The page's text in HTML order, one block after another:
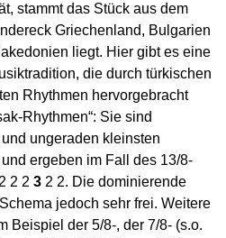
stammt das Stück aus dem
Griechenland, Bulgarien
liegt. Hier gibt es eine
die durch türkischen
Rhythmen hervorgebracht
Rhythmen“: Sie sind
ungeraden kleinsten
ergeben im Fall des 13/8-
2 2 3 2 2. Die dominierende
jedoch sehr frei. Weitere
Beispiel der 5/8-, der 7/8- (s.o.